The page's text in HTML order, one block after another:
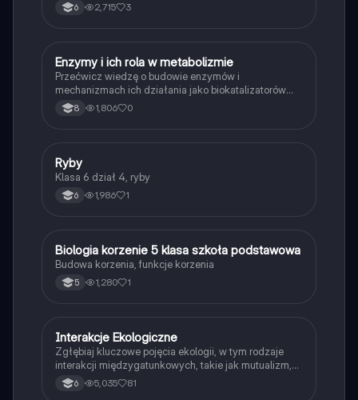
6 2,715 3
EBiologia
Enzymy i ich rola w metabolizmie
Przećwicz wiedzę o budowie enzymów i
mechanizmach ich działania jako biokatalizatorów
przyspieszających reakcje.
8 1,806 0
RBiologia
Ryby
Klasa 6 dział 4, ryby
6 1,986 1
BBiologia
Biologia korzenie 5 klasa szkoła podstawowa
Budowa korzenia, funkcje korzenia
5 1,280 1
Biologia
Interakcje Ekologiczne
Zgłębiaj kluczowe pojęcia ekologii, w tym rodzaje
interakcji międzygatunkowych, takie jak mutualizm,
komensalizm, drapieżnictwo i pasożytnictwo.
Dowiedz się o strukturze populacji, ekosystemach
6 5,035 81